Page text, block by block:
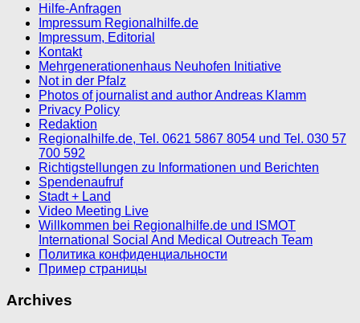
Hilfe-Anfragen
Impressum Regionalhilfe.de
Impressum, Editorial
Kontakt
Mehrgenerationenhaus Neuhofen Initiative
Not in der Pfalz
Photos of journalist and author Andreas Klamm
Privacy Policy
Redaktion
Regionalhilfe.de, Tel. 0621 5867 8054 und Tel. 030 57
700 592
Richtigstellungen zu Informationen und Berichten
Spendenaufruf
Stadt + Land
Video Meeting Live
Willkommen bei Regionalhilfe.de und ISMOT
International Social And Medical Outreach Team
Политика конфиденциальности
Пример страницы
Archives